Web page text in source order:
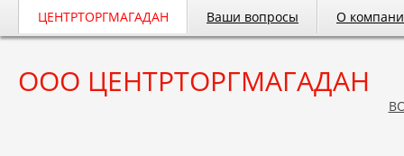
ЦЕНТРТОРГМАГАДАН Ваши вопросы О
ООО ЦЕНТРТОРГМАГАДАН